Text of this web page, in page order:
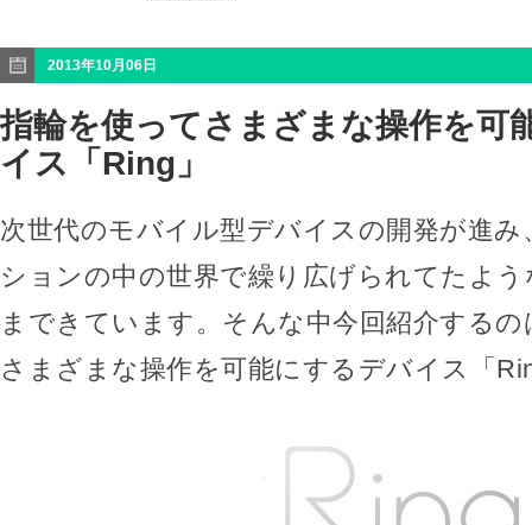
2013年10月06日
指輪を使ってさまざまな操作を可
イス「Ring」
次世代のモバイル型デバイスの開発が進み
ションの中の世界で繰り広げられてたよ
まできています。そんな中今回紹介する
さまざまな操作を可能にするデバイス「